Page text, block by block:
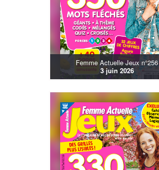
Femme Actuelle Jeux n°256
3 juin 2026